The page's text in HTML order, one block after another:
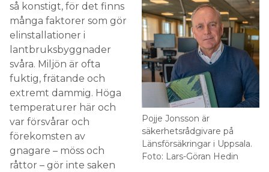
Pojje Jonsson är
säkerhetsrådgivare på
Länsförsäkringar i Uppsala.
Foto: Lars-Göran Hedin
så konstigt, för det finns
många faktorer som gör
elinstallationer i
lantbruksbyggnader
svåra. Miljön är ofta
fuktig, frätande och
extremt dammig. Höga
temperaturer här och
var försvårar och
förekomsten av
gnagare – möss och
råttor – gör inte saken